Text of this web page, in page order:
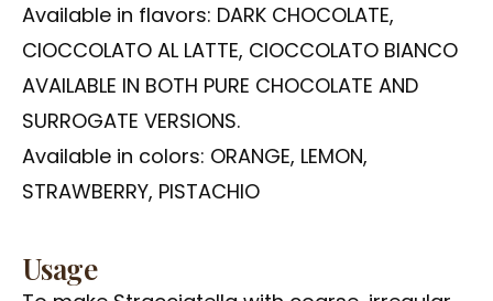
Available in flavors: DARK CHOCOLATE,
CIOCCOLATO AL LATTE, CIOCCOLATO BIANCO
AVAILABLE IN BOTH PURE CHOCOLATE AND
SURROGATE VERSIONS.
Available in colors: ORANGE, LEMON,
STRAWBERRY, PISTACHIO
Usage